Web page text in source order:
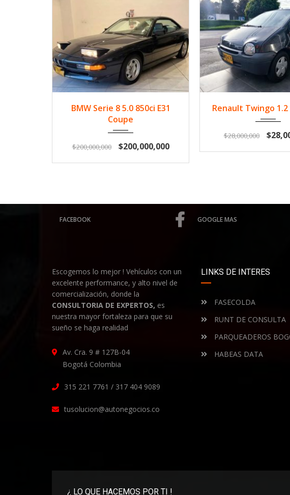
1992 Gasol... 57900
BMW Serie 8 5.0 850ci E31
Coupe
$200,000,000 $200,000,000
2013 Gasol...
Renault Twingo 1.2
$28,000,000
FACEBOOK GOOGLE MAS
Escogemos lo mejor ! Vehículos con un
excelente performance, y alto nivel de
comercialización, donde la
CONSULTORIA DE EXPERTOS, es
nuestra mayor fortaleza para que su
sueño se haga realidad
Av. Cra. 9 # 127B-04
Bogotá Colombia
315 221 7761 / 317 404 9089
tusolucion@autonegocios.co
LINKS DE INTERES
FASECOLDA
RUNT DE CONSULTA
PARQUEADEROS
HABEAS DATA
¿ LO QUE HACEMOS POR TI !